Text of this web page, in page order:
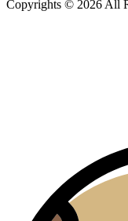
Copyrights © 2026 All